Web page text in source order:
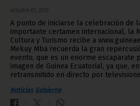
octubre 01, 2013
A punto de iniciarse la celebración de
importante certamen internacional, la
Cultura y Turismo recibe a
Mekuy Mba recuerda la gran
evento, que es un enorme escaparate
imagen de Guinea Ecuatorial, ya que,
retransmitido en directo por
Noticias Gobierno